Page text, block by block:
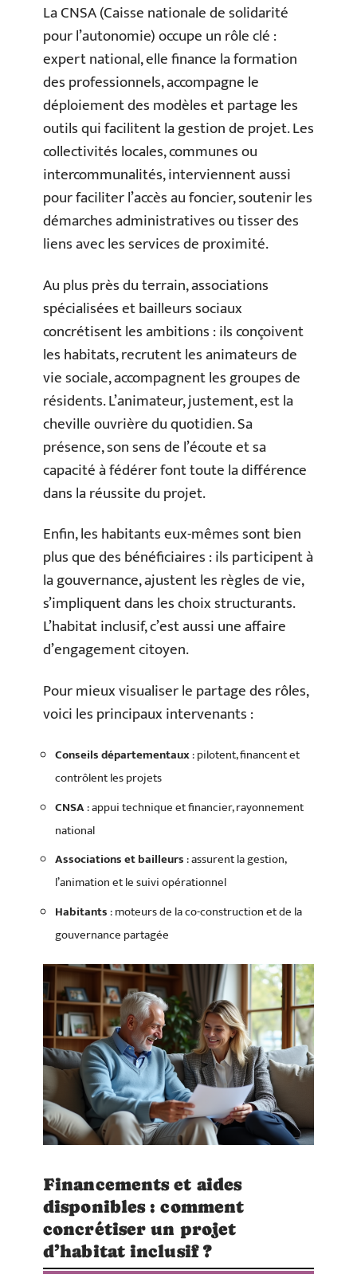
La CNSA (Caisse nationale de solidarité
pour l’autonomie) occupe un rôle clé :
expert national, elle finance la formation
des professionnels, accompagne le
déploiement des modèles et partage les
outils qui facilitent la gestion de projet. Les
collectivités locales, communes ou
intercommunalités, interviennent aussi
pour faciliter l’accès au foncier, soutenir les
démarches administratives ou tisser des
liens avec les services de proximité.
Au plus près du terrain, associations
spécialisées et bailleurs sociaux
concrétisent les ambitions : ils conçoivent
les habitats, recrutent les animateurs de
vie sociale, accompagnent les groupes de
résidents. L’animateur, justement, est la
cheville ouvrière du quotidien. Sa
présence, son sens de l’écoute et sa
capacité à fédérer font toute la différence
dans la réussite du projet.
Enfin, les habitants eux-mêmes sont bien
plus que des bénéficiaires : ils participent à
la gouvernance, ajustent les règles de vie,
s’impliquent dans les choix structurants.
L’habitat inclusif, c’est aussi une affaire
d’engagement citoyen.
Pour mieux visualiser le partage des rôles,
voici les principaux intervenants :
Conseils départementaux: pilotent, financent et
contrôlent les projets
CNSA: appui technique et financier, rayonnement
national
Associations et bailleurs: assurent la gestion,
l’animation et le suivi opérationnel
Habitants: moteurs de la co-construction et de la
gouvernance partagée
Financements et aides
disponibles : comment
concrétiser un projet
d’habitat inclusif ?